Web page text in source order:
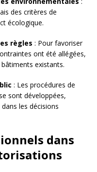
des critères de
écologique.
règles : Pour favoriser
ont été allégées,
existants.
: Les procédures de
sont développées,
les décisions
dans